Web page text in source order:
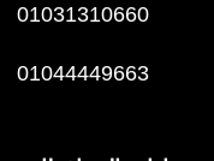
01031310660
01044449663